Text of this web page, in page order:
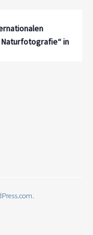
in